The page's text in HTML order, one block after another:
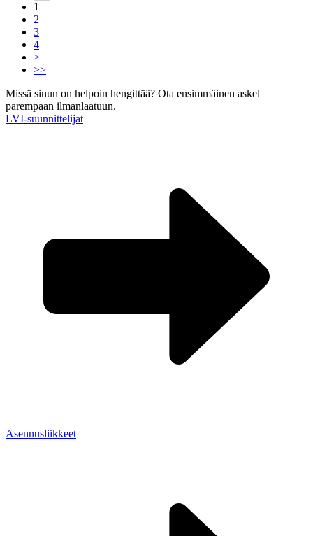
1
2
3
4
>
>>
Missä sinun on helpoin hengittää? Ota ensimmäinen askel
parempaan ilmanlaatuun.
LVI-suunnittelijat
Asennusliikkeet